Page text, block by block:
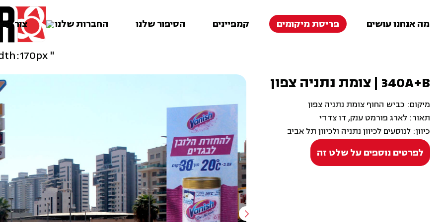
" class="img-responsive" style="max-width:170px;" />
מה אנחנו עושים פריסת מיקומים קמפיינים הסיפור שלנו החברות שלנו צור
340A+B | צומת נתניה צפון
מיקום: כביש החוף צומת נתניה צפון
תאור: לארג פורמט ענק, דו צדדי
כיוון: לנוסעים לכיוון נתניה ולכיוון תל אביב
לפרטים נוספים על שלט זה